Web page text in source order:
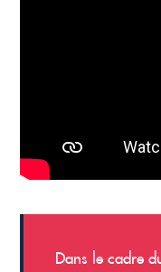
Dans le cadre